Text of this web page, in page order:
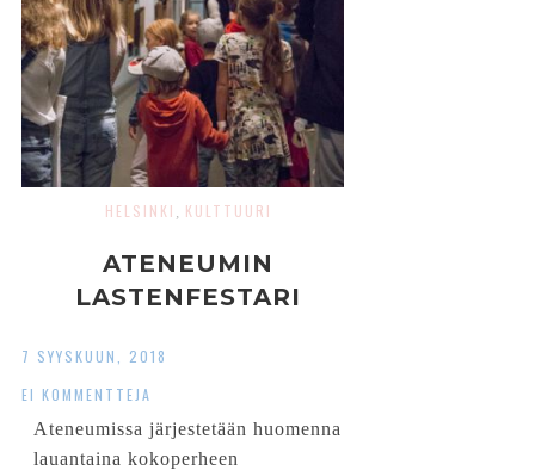
HELSINKI KULTTUURI
ATENEUMIN
LASTENFESTARI
7 SYYSKUUN, 2018
EI KOMMENTTEJA
Ateneumissa järjestetään huomenna
lauantaina kokoperheen